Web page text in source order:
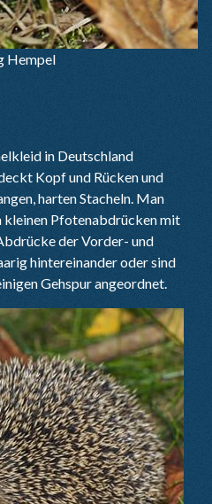
Hempel
in Deutschland
Kopf und Rücken und
harten Stacheln. Man
kleinen Pfotenabdrücken mit
der Vorder- und
hintereinander oder sind
Gehspur angeordnet.